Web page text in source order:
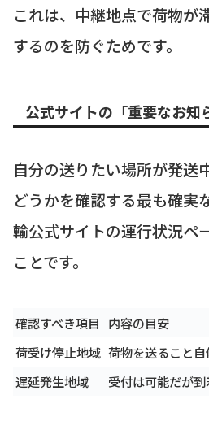
これは、中継地点で荷物が
するのを防ぐためです。
公式サイトの「重要なお知
自分の送りたい場所が発送
どうかを確認する最も確実
輸公式サイトの運行状況ペ
ことです。
確認すべき項目 内容の目安
荷受け停止地域 荷物を送ること
遅延発生地域
受付は可能だが